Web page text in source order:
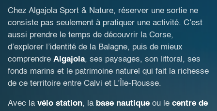
Chez Algajola Sport & Nature, réserver une sortie ne
consiste pas seulement à pratiquer une activité. C’est
aussi prendre le temps de découvrir la Corse,
d’explorer l’identité de la Balagne, puis de mieux
comprendre Algajola, ses paysages, son littoral, ses
fonds marins et le patrimoine naturel qui fait la richesse
de ce territoire entre Calvi et L’Île-Rousse.
Avec la vélo station, la base nautique ou le centre de